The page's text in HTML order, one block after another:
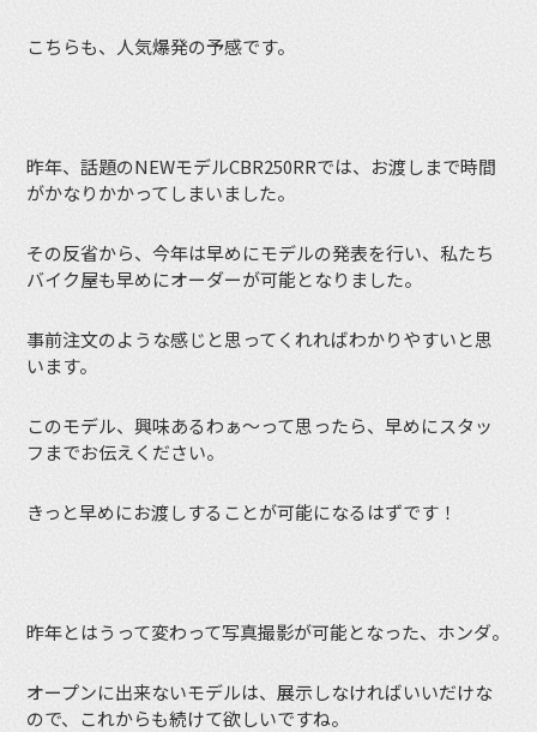
こちらも、人気爆発の予感です。
昨年、話題のNEWモデルCBR250RRでは、お渡しまで時間
がかなりかかってしまいました。
その反省から、今年は早めにモデルの発表を行い、私たち
バイク屋も早めにオーダーが可能となりました。
事前注文のような感じと思ってくれればわかりやすいと思
います。
このモデル、興味あるわぁ〜って思ったら、早めにスタッ
フまでお伝えください。
きっと早めにお渡しすることが可能になるはずです！
昨年とはうって変わって写真撮影が可能となった、ホンダ。
オープンに出来ないモデルは、展示しなければいいだけな
ので、これからも続けて欲しいですね。